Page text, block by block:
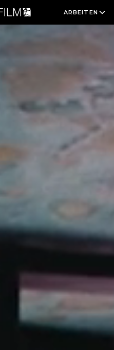
ARBEITEN